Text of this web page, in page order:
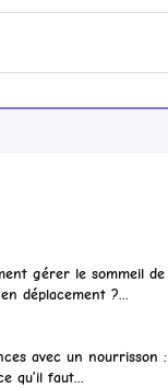
gérer le sommeil de
déplacement ?...
avec un nourrisson :
qu’il faut...